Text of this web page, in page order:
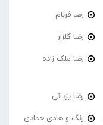
رضا فرنام
رضا گلزار
رضا ملک زاده
رضا یزدانی
رنگ و هادی حدادی